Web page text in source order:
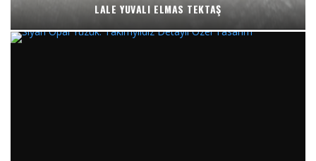
LALE YUVALI ELMAS TEKTAŞ